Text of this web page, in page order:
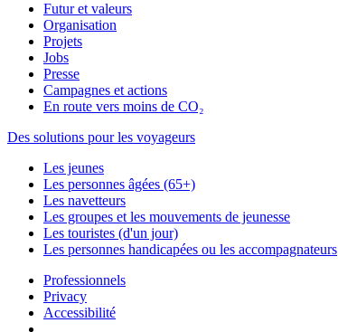
Futur et valeurs
Organisation
Projets
Jobs
Presse
Campagnes et actions
En route vers moins de CO₂
Des solutions pour les voyageurs
Les jeunes
Les personnes âgées (65+)
Les navetteurs
Les groupes et les mouvements de jeunesse
Les touristes (d'un jour)
Les personnes handicapées ou les accompagnateurs
Professionnels
Privacy
Accessibilité